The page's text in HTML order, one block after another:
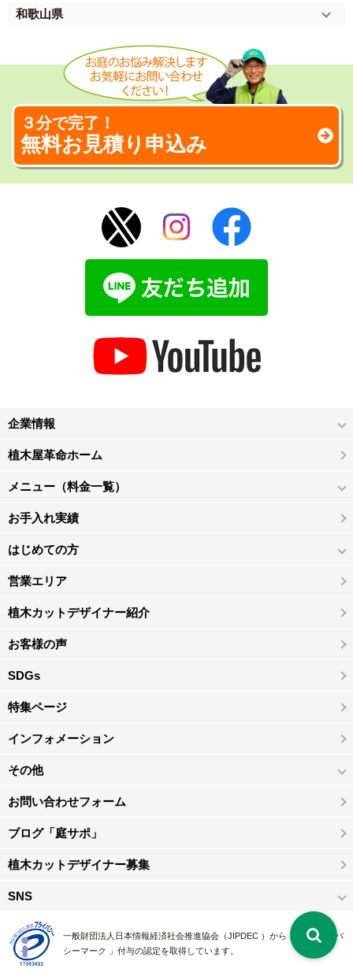
和歌山県
３分で完了！
無料お見積り申込み
企業情報
植木屋革命ホーム
メニュー（料金一覧）
お手入れ実績
はじめての方
営業エリア
植木カットデザイナー紹介
お客様の声
SDGs
特集ページ
インフォメーション
その他
お問い合わせフォーム
ブログ「庭サポ」
植木カットデザイナー募集
SNS
一般財団法人日本情報経済社会推進協会（JIPDEC ）から 、「 プライバ
シーマーク 」付与の認定を取得しています。